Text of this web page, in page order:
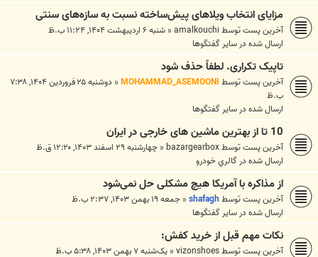
مزایای انتخاب ویلاهای پیش‌ساخته نسبت به سازه‌های سنتی
آخرین پست توسطamalkouchi
« شنبه ۶ اردیبهشت ۱۴۰۴, ۱۱:۲۴ ب.ظ
ارسال شده در ساير گفتگوها
تاپیک تکراری. لطفاً حذف شود
آخرین پست توسطMOHAMMAD_ASEMOONI
«
دوشنبه ۲۵ فروردین ۱۴۰۴, ۷:۳۸
ب.ظ
ارسال شده در ساير گفتگوها
10 تا از بهترین ماشین های خارجی در ایران
آخرین پست توسطbazargearbox
« چهارشنبه ۲۹ اسفند ۱۴۰۳, ۱۲:۲۰ ق.ظ
ارسال شده در گالري خودرو
از مذاکره با آمریکا هیچ مشکلی حل نمی‌شود
آخرین پست توسطshafagh
« جمعه ۱۹ بهمن ۱۴۰۳, ۲:۳۷ ب.ظ
ارسال شده در ساير گفتگوها
نکات مهم قبل از خرید کفش:
آخرین پست توسطvizonshoes
« یک‌شنبه ۷ بهمن ۱۴۰۳, ۵:۳۸ ب.ظ